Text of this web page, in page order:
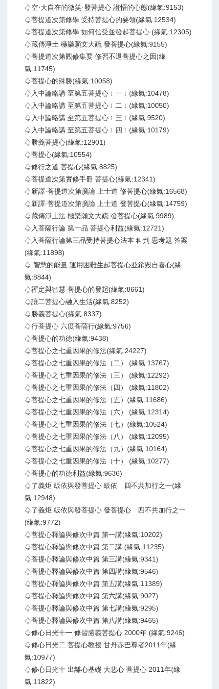
♤空·大自在的微笑·發菩提心 證悟的心態(緣氣:9153)
♤菩提道次第修學 受持菩提心的要領(緣氣:12534)
♤菩提道次第修學 如何信受並發起菩提心 (緣氣:12305)
♤藏傳淨土 極樂願文大疏 發菩提心(緣氣:9155)
♤菩提道次第觀修集要 修習不退菩提心之因(緣
氣:11745)
♤菩提心的殊勝(緣氣:10058)
♤入中論略講 至第五菩提心﹝一﹞(緣氣:10478)
♤入中論略講 至第五菩提心﹝二﹞(緣氣:10050)
♤入中論略講 至第五菩提心﹝三﹞(緣氣:9520)
♤入中論略講 至第五菩提心﹝四﹞(緣氣:10179)
♤勝義菩提心(緣氣:12901)
♤菩提心(緣氣:10554)
♤修行之道 菩提心(緣氣:8825)
♤菩提道次第實修手冊 菩提心(緣氣:12341)
♤新譯·菩提道次第廣論 上士道 修菩提心(緣氣:16568)
♤新譯·菩提道次第廣論 上士道 發菩提心(緣氣:14759)
♤藏傳淨土法 極樂願文大疏 發菩提心(緣氣:9989)
♤入菩薩行論 第一品 菩提心利益(緣氣:12721)
♤入菩薩行論第三品受持菩提心法本 科判 思考題 答案
(緣氣:11898)
♤ 智慧的能量 運用困難生起菩提心並銷毀自喜心(緣
氣:8844)
♤禪定與智慧 菩提心的發起(緣氣:8661)
♤讓二菩提心融入生活(緣氣:8252)
♤勝義菩提心(緣氣:8337)
♤行菩提心 六度菩薩行(緣氣:9756)
♤菩提心的功德(緣氣:9438)
♤菩提心之七重因果的修法(緣氣:24227)
♤菩提心之七重因果的修法（二） (緣氣:13767)
♤菩提心之七重因果的修法（三） (緣氣:12292)
♤菩提心之七重因果的修法（四） (緣氣:11802)
♤菩提心之七重因果的修法（五）(緣氣:11686)
♤菩提心之七重因果的修法（六） (緣氣:12314)
♤菩提心之七重因果的修法（七）(緣氣:10524)
♤菩提心之七重因果的修法（八） (緣氣:12095)
♤菩提心之七重因果的修法（九）(緣氣:10164)
♤菩提心之七重因果的修法（十） (緣氣:10277)
♤菩提心的功德利益(緣氣:9636)
♤了義炬 皈依與發菩提心 皈依 四不共加行之一(緣
氣:12948)
♤了義炬 皈依與發菩提心 發菩提心 四不共加行之一
(緣氣:9772)
♤菩提心釋論與修次中篇 第一講(緣氣:10202)
♤菩提心釋論與修次中篇 第二講 (緣氣:11235)
♤菩提心釋論與修次中篇 第三講(緣氣:9341)
♤菩提心釋論與修次中篇 第四講(緣氣:9546)
♤菩提心釋論與修次中篇 第五講(緣氣:11389)
♤菩提心釋論與修次中篇 第六講(緣氣:9027)
♤菩提心釋論與修次中篇 第七講(緣氣:9295)
♤菩提心釋論與修次中篇 第八講(緣氣:9465)
♤修心日光十一 修習勝義菩提心 2000年 (緣氣:9246)
♤修心日光二 菩提心教授 甘丹赤巴尊者2011年(緣
氣:10977)
♤修心日光十 出離心基礎 大悲心 菩提心 2011年(緣
氣:11822)